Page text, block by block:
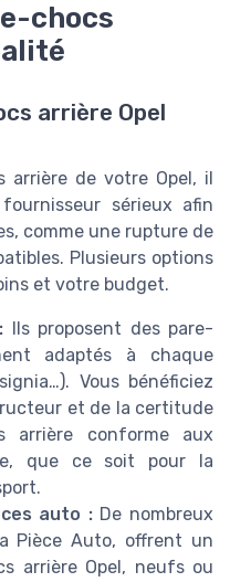
chocs
arrière Opel
arrière de votre Opel, il
sérieux afin
comme une rupture de
Plusieurs options
et votre budget.
Ils proposent des pare-
adaptés à chaque
Vous bénéficiez
et de la certitude
arrière conforme aux
que ce soit pour la
auto :De nombreux
Pièce Auto, offrent un
arrière Opel, neufs ou